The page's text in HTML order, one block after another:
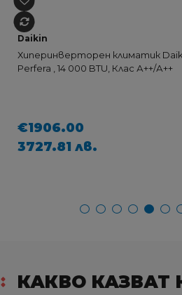
Daikin
Хиперинверторен климатик
Perfera , 14 000 BTU, Клас А++/А++
€1906.00
3727.81 лв.
КАКВО КАЗВАТ